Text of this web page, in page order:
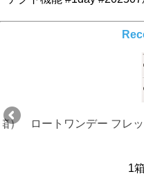
ロートワンデー フレッシ
1箱あ